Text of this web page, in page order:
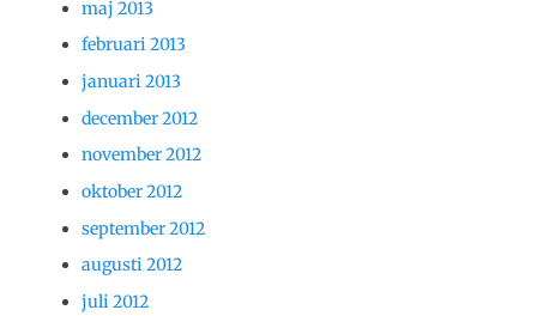
maj 2013
februari 2013
januari 2013
december 2012
november 2012
oktober 2012
september 2012
augusti 2012
juli 2012